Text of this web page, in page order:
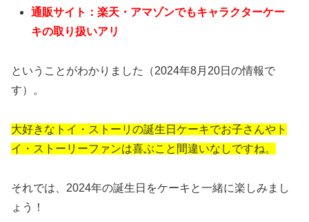
通販サイト：楽天・アマゾンでもキャラクターケー
キの取り扱いアリ
ということがわかりました（2024年8月20日の情報で
す）。
大好きなトイ・ストーリの誕生日ケーキでお子さんやト
イ・ストーリーファンは喜ぶこと間違いなしですね。
それでは、2024年の誕生日をケーキと一緒に楽しみまし
ょう！